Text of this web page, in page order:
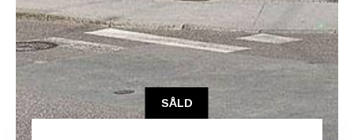
SÅLD